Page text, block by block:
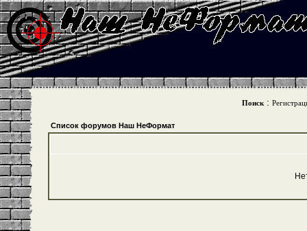
Поиск :
Список форумов Наш НеФормат